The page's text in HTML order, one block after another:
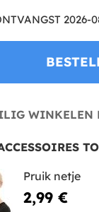
2026-
Pruik netje
2,99 €